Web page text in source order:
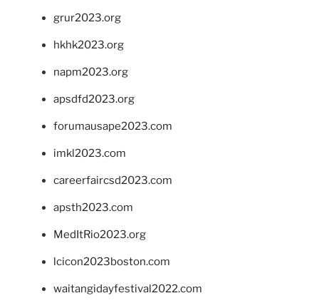
grur2023.org
hkhk2023.org
napm2023.org
apsdfd2023.org
forumausape2023.com
imkl2023.com
careerfaircsd2023.com
apsth2023.com
MedItRio2023.org
lcicon2023boston.com
waitangidayfestival2022.com